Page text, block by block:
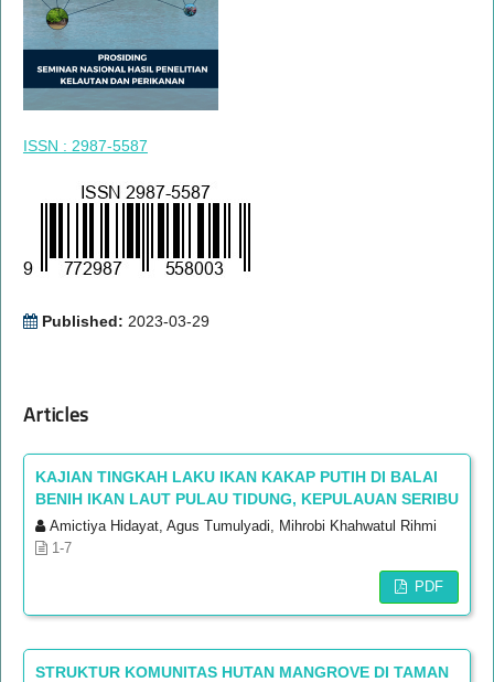
ISSN : 2987-5587
Published: 2023-03-29
Articles
KAJIAN TINGKAH LAKU IKAN KAKAP PUTIH DI BALAI
BENIH IKAN LAUT PULAU TIDUNG, KEPULAUAN SERIBU
Amictiya Hidayat, Agus Tumulyadi, Mihrobi Khahwatul Rihmi
1-7
PDF
STRUKTUR KOMUNITAS HUTAN MANGROVE DI TAMAN